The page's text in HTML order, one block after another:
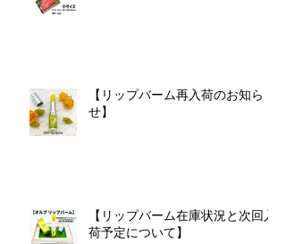
【リップバーム再入荷のお知ら
せ】
【リップバーム在庫状況と次回入
荷予定について】